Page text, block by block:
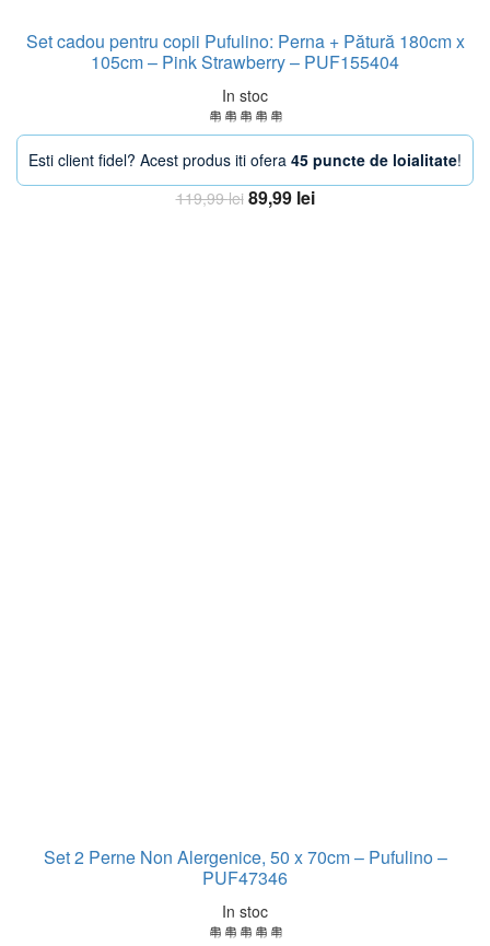
Set cadou pentru copii Pufulino: Perna + Pătură 180cm x
105cm – Pink Strawberry – PUF155404
In stoc
Esti client fidel? Acest produs iti ofera 45 puncte de loialitate!
119,99lei Prețul
89,99 leiPrețul
Set 2 Perne Non Alergenice, 50 x 70cm – Pufulino –
PUF47346
In stoc